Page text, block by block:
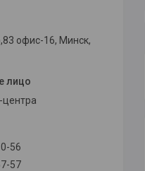
офис-16, Минск,
центра
56
57